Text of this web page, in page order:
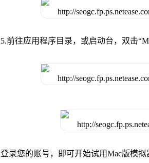
5.前往应用程序目录，或启动台，双击
登录您的账号，即可开始试用Mac版模拟